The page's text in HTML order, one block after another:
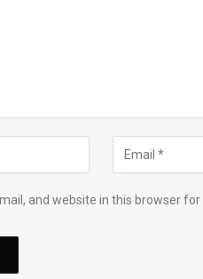
and website in this browser